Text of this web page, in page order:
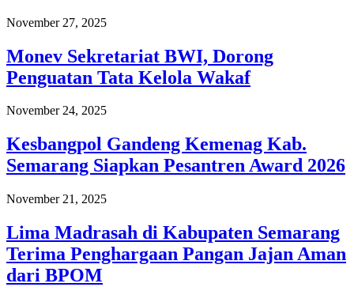
November 27, 2025
Monev Sekretariat BWI, Dorong
Penguatan Tata Kelola Wakaf
November 24, 2025
Kesbangpol Gandeng Kemenag Kab.
Semarang Siapkan Pesantren Award 2026
November 21, 2025
Lima Madrasah di Kabupaten Semarang
Terima Penghargaan Pangan Jajan Aman
dari BPOM